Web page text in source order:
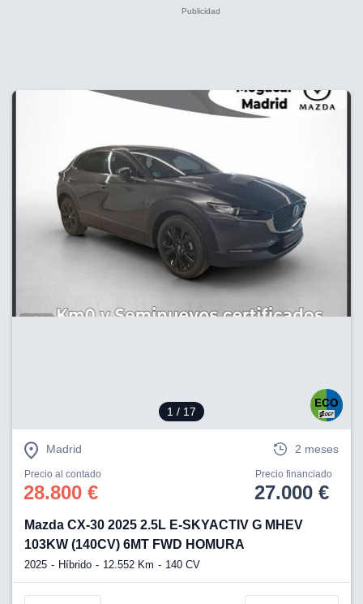
1 / 17
Madrid 2 meses
Precio al contado
28.800 €
Precio financiado
27.000 €
Mazda CX-30 2025 2.5L E-SKYACTIV G MHEV
103KW (140CV) 6MT FWD HOMURA
2025 Híbrido 12.552 Km 140 CV